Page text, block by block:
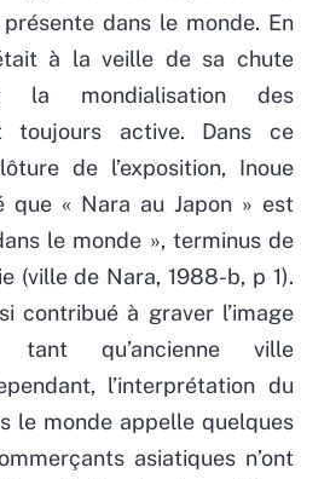
présente dans le monde. En
à la veille de sa chute
la mondialisation des
toujours active. Dans ce
de l’exposition, Inoue
que « Nara au Japon » est
le monde », terminus de
(ville de Nara, 1988-b, p 1).
contribué à graver l’image
qu’ancienne ville
l’interprétation du
le monde appelle quelques
asiatiques n’ont